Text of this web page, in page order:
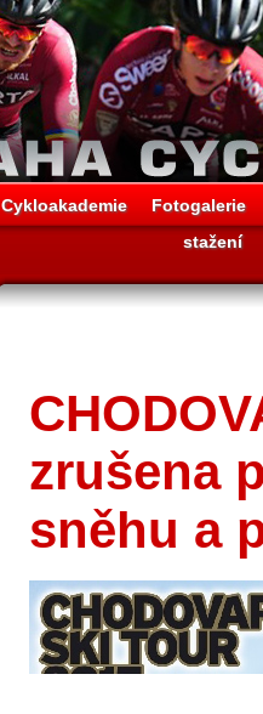
Cykloakademie
Fotogalerie
stažení
zrušena
sněhu a